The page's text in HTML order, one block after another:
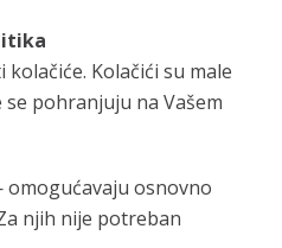
Kolačići su male
pohranjuju na Vašem
osnovno
njih nije potreban